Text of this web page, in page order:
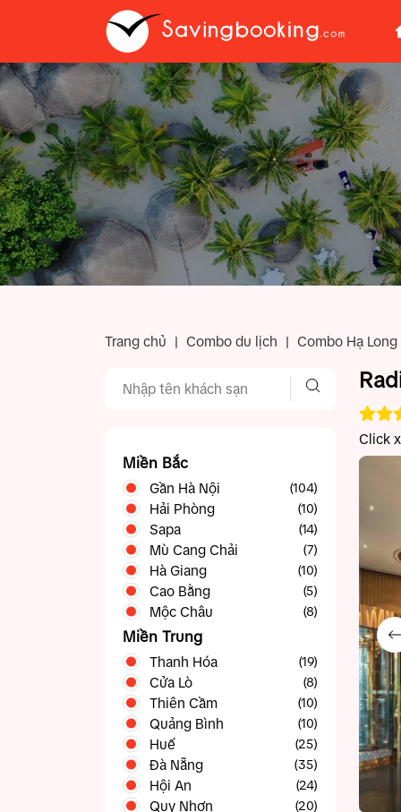
Trang chủ | Combo du lịch | Combo Hạ Long
Miền Bắc
Gần Hà Nội (104)
Ba Vì (5)
Bắc Ninh (5)
Chương Mỹ (4)
Gia Lâm (3)
Hạ Long (23)
Hòa Bình (11)
Ninh Bình
Sóc Sơn
Sơn Tây
Thạch Thất
Vĩnh Phúc
Hải Phòng (10)
Sapa (14)
Mù Cang Chải (7)
Hà Giang (10)
Cao Bằng (5)
Mộc Châu (8)
Miền Trung
Thanh Hóa (19)
Cửa Lò (8)
Thiên Cầm (10)
Quảng Bình (10)
Huế (25)
Đà Nẵng (35)
Hội An (24)
Quy Nhơn (20)
Click